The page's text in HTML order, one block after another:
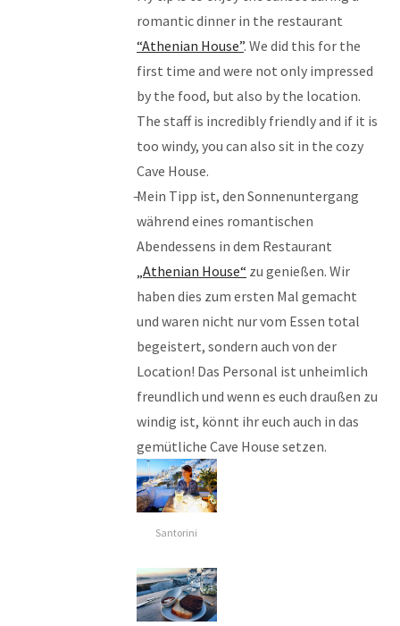
romantic dinner in the restaurant
“Athenian House”. We did this for the
first time and were not only impressed
by the food, but also by the location.
The staff is incredibly friendly and if it is
too windy, you can also sit in the cozy
Cave House.
Mein Tipp ist, den Sonnenuntergang
während eines romantischen
Abendessens in dem Restaurant
„Athenian House“ zu genießen. Wir
haben dies zum ersten Mal gemacht
und waren nicht nur vom Essen total
begeistert, sondern auch von der
Location! Das Personal ist unheimlich
freundlich und wenn es euch draußen zu
windig ist, könnt ihr euch auch in das
gemütliche Cave House setzen.
Santorini